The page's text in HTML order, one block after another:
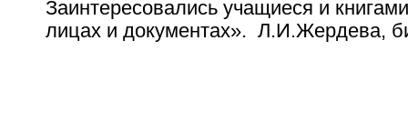
Заинтересовались учащиеся и
лицах и документах». Л.И.Жердева,